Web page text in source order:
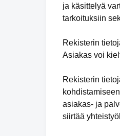
ja käsittelyä
tarkoituksiin
Rekisterin
Asiakas voi
Rekisterin
asiakas- ja
siirtää